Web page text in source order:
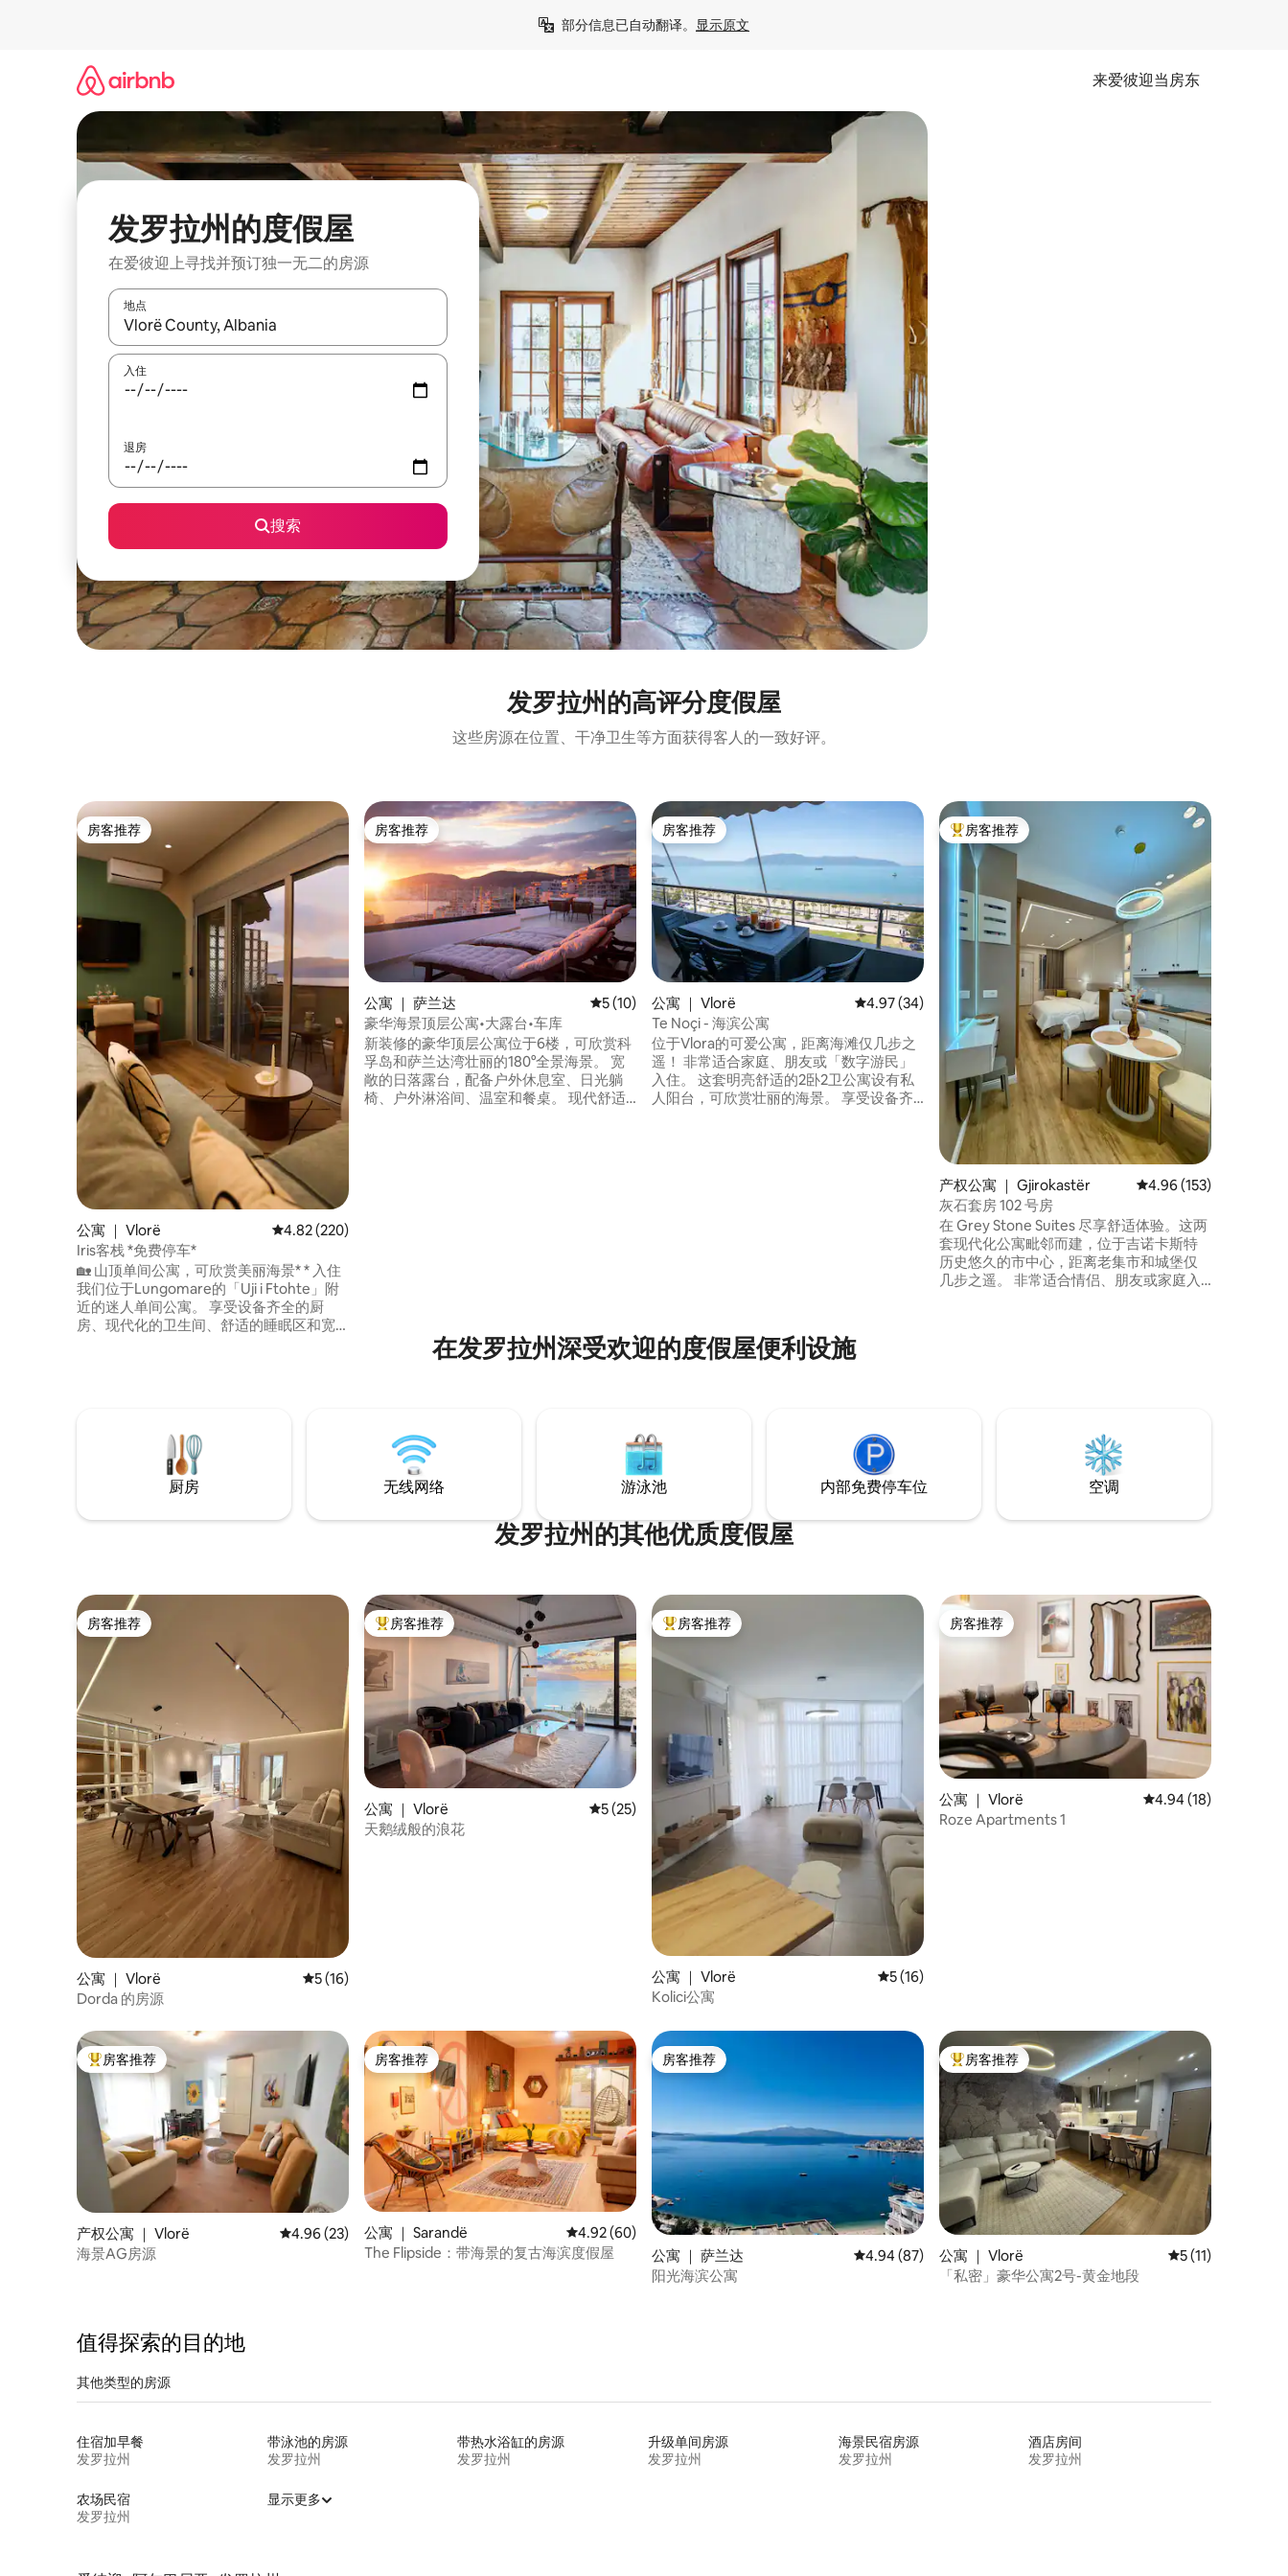
部分信息已自动翻译。 显示原文
来爱彼迎当房东
发罗拉州的度假屋
在爱彼迎上寻找并预订独一无二的房源
地点
如有搜索结果，请使用上下方向键查看，或通过点击或滑动手势浏览。
入住
退房
搜索
发罗拉州的高评分度假屋
这些房源在位置、干净卫生等方面获得客人的一致好评。
房客推荐
房客推荐
公寓 ｜ Vlorë 平均评分 4.82 分（满分 5 分），共 220 条评价
4.82 (220)
Iris客栈 *免费停车*
🏡 山顶单间公寓，可欣赏美丽海景* * 入住
我们位于Lungomare的「Uji i Ftohte」附
近的迷人单间公寓。 享受设备齐全的厨
房、现代化的卫生间、舒适的睡眠区和宽
房客推荐
房客推荐
公寓 ｜ 萨兰达 平均评分 5 分（满分 5 分），共 10 条评价
5 (10)
豪华海景顶层公寓•大露台•车库
新装修的豪华顶层公寓位于6楼，可欣赏科
孚岛和萨兰达湾壮丽的180°全景海景。 宽
敞的日落露台，配备户外休息室、日光躺
椅、户外淋浴间、温室和餐桌。 现代舒适
房客推荐
房客推荐
公寓 ｜ Vlorë 平均评分 4.97 分（满分 5 分），共 34 条评价
4.97 (34)
Te Noçi - 海滨公寓
位于Vlora的可爱公寓，距离海滩仅几步之
遥！ 非常适合家庭、朋友或「数字游民」
入住。 这套明亮舒适的2卧2卫公寓设有私
人阳台，可欣赏壮丽的海景。 享受设备齐
热门「房客推荐」
房客推荐
产权公寓 ｜ Gjirokastër 平均评分 4.96 分（满
4.96 (153)
灰石套房 102 号房
在 Grey Stone Suites 尽享舒适体验。这两
套现代化公寓毗邻而建，位于吉诺卡斯特
历史悠久的市中心，距离老集市和城堡仅
几步之遥。 非常适合情侣、朋友或家庭入
在发罗拉州深受欢迎的度假屋便利设施
厨房 无线网络 游泳池 内部免费停车位 空调
发罗拉州的其他优质度假屋
房客推荐
房客推荐
公寓 ｜ Vlorë 平均评分 5 分（满分 5 分），共 16 条评价
5 (16)
Dorda 的房源
热门「房客推荐」
房客推荐
公寓 ｜ Vlorë 平均评分 5 分（满分 5 分），共 25 条评价
5 (25)
天鹅绒般的浪花
热门「房客推荐」
房客推荐
公寓 ｜ Vlorë 平均评分 5 分（满分 5 分），共 16 条评价
5 (16)
Kolici公寓
房客推荐
房客推荐
公寓 ｜ Vlorë 平均评分 4.94 分（满
4.94 (18)
Roze Apartments 1
热门「房客推荐」
房客推荐
产权公寓 ｜ Vlorë 平均评分 4.96 分（满分 5 分），共 23 条评价
4.96 (23)
海景AG房源
房客推荐
房客推荐
公寓 ｜ Sarandë 平均评分 4.92 分（满分 5 分），共 60 条评价
4.92 (60)
The Flipside：带海景的复古海滨度假屋
房客推荐
房客推荐
公寓 ｜ 萨兰达 平均评分 4.94 分（满分 5 分），共 87 条评价
4.94 (87)
阳光海滨公寓
热门「房客推荐」
房客推荐
公寓 ｜ Vlorë 平均评分 5 分（满
5 (11)
「私密」豪华公寓2号-黄金地段
值得探索的目的地
其他类型的房源
住宿加早餐
发罗拉州
带泳池的房源
发罗拉州
带热水浴缸的房源
发罗拉州
升级单间房源
发罗拉州
海景民宿房源
发罗拉州
酒店房间
发罗拉州
农场民宿
发罗拉州
显示更多